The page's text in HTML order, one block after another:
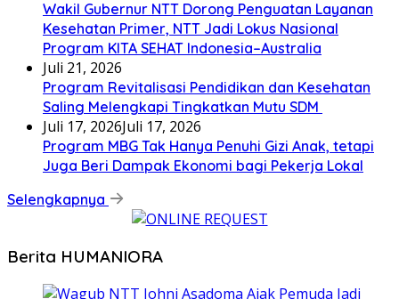
Wakil Gubernur NTT Dorong Penguatan Layanan
Kesehatan Primer, NTT Jadi Lokus Nasional
Program KITA SEHAT Indonesia–Australia
Juli 21, 2026
Program Revitalisasi Pendidikan dan Kesehatan
Saling Melengkapi Tingkatkan Mutu SDM
Juli 17, 2026Juli 17, 2026
Program MBG Tak Hanya Penuhi Gizi Anak, tetapi
Juga Beri Dampak Ekonomi bagi Pekerja Lokal
Selengkapnya
Berita HUMANIORA